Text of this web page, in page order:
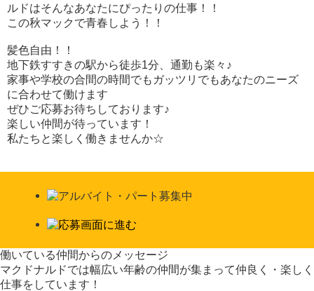
ルドはそんなあなたにぴったりの仕事！！
この秋マックで青春しよう！！
髪色自由！！
地下鉄すすきの駅から徒歩1分、通勤も楽々♪
家事や学校の合間の時間でもガッツリでもあなたのニーズ
に合わせて働けます
ぜひご応募お待ちしております♪
楽しい仲間が待っています！
私たちと楽しく働きませんか☆
働いている仲間からのメッセージ
マクドナルドでは幅広い年齢の仲間が集まって仲良く・楽しく
仕事をしています！